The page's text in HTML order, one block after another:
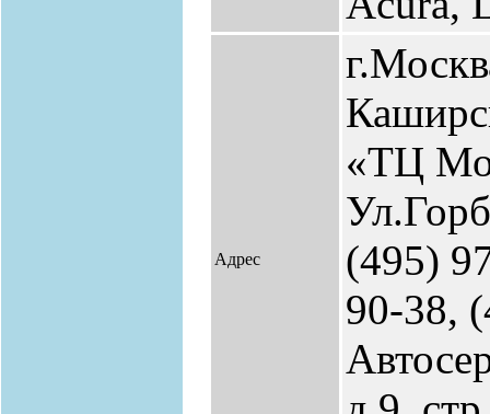
Адрес
«ТЦ
(495)
90-38,